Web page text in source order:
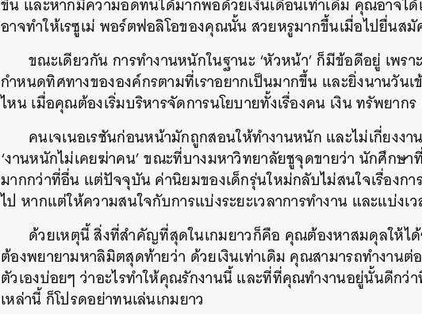
ขึ้น และหากมีความอดทนได้มากพอด้วยเงินเดือนเท่าเดิม คุณอาจไ
อาจทำให้เรซูเม่ พอร์ตฟอลิโอของคุณนั้น สวยหรูมากขึ้นเมื่อไปยื่นส
ขณะเดียวกัน การทำงานหนักในฐานะ ‘หัวหน้า’ ก็มีข้อดีอยู่ เพรา
กำหนดทิศทางขององค์กรตามที่เราอยากเป็นมากขึ้น และยิ่งนานวัน
ไหน เมื่อคุณต้องเริ่มบริหารจัดการนโยบายทั้งเรื่องคน เงิน ทรัพยากร
คนเจเนอเรชันก่อนหน้ามักถูกสอนให้ทำงานหนัก และไม่เกี่ยงง
‘งานหนักไม่เคยฆ่าคน’ ขณะที่บางมหาวิทยาลัยชูจุดขายว่า นักศึกษ
มากกว่าที่อื่น แต่ปัจจุบัน ค่านิยมของเด็กรุ่นใหม่กลับไม่สนใจเรื่องกา
ไป หากแต่ให้ความสนใจกับการแบ่งระยะเวลาการทำงาน และแบ่งเ
ด้วยเหตุนี้ สิ่งที่สำคัญที่สุดในเกมยาวก็คือ คุณต้องหาสมดุลให้ได้ร
ต้องพยายามหาลิมิตสุดท้ายว่า ด้วยเงินเท่าเดิม คุณสามารถทำงานต่
ตัวเองบ่อยๆ ว่าอะไรทำให้คุณรักงานนี้ และที่ที่คุณทำงานอยู่นั้นดีกว่
เหล่านี้ ก็โปรดอย่าทนเล่นเกมยาว